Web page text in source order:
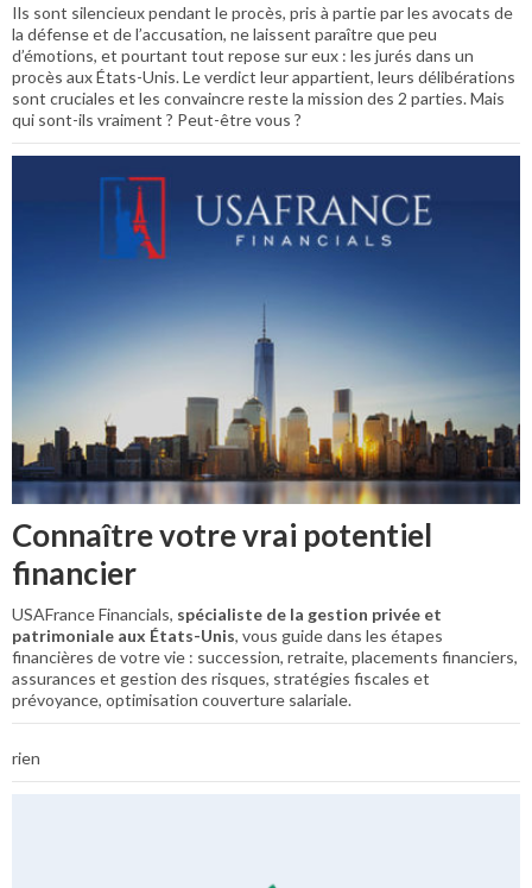
Ils sont silencieux pendant le procès, pris à partie par les avocats de
la défense et de l’accusation, ne laissent paraître que peu
d’émotions, et pourtant tout repose sur eux : les jurés dans un
procès aux États-Unis. Le verdict leur appartient, leurs délibérations
sont cruciales et les convaincre reste la mission des 2 parties. Mais
qui sont-ils vraiment ? Peut-être vous ?
Connaître votre vrai potentiel
financier
USAFrance Financials, spécialiste de la gestion privée et
patrimoniale aux États-Unis, vous guide dans les étapes
financières de votre vie : succession, retraite, placements financiers,
assurances et gestion des risques, stratégies fiscales et
prévoyance, optimisation couverture salariale.
rien